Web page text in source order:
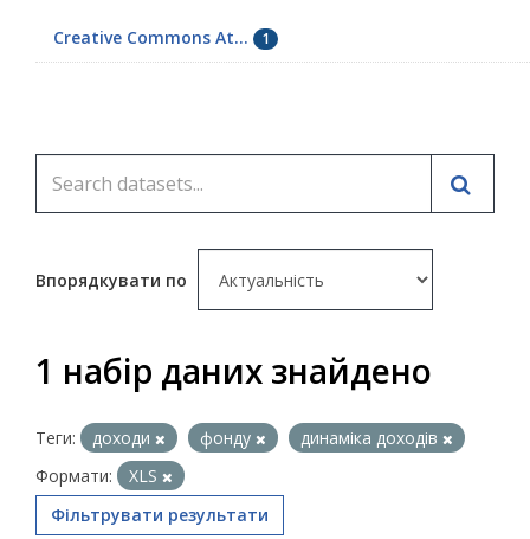
Creative Commons At... 1
Впорядкувати по
1 набір даних знайдено
Теги: доходи фонду
динаміка доходів
Формати:
XLS
Фільтрувати результати